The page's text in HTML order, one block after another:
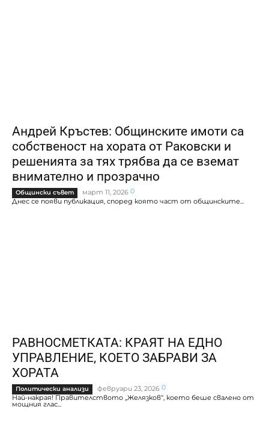
Андрей Кръстев: Общинските имоти са
собственост на хората от Раковски и
решенията за тях трябва да се вземат
внимателно и прозрачно
Общински съвет март 11, 2026 0
Днес се появи публикация, според която част от общинските...
РАВНОСМЕТКАТА: КРАЯТ НА ЕДНО
УПРАВЛЕНИЕ, КОЕТО ЗАБРАВИ ЗА
ХОРАТА
Политически анализи февруари 23, 2026 0
Най-накрая! Правителството „Желязков“, което беше свалено от
мощния глас...